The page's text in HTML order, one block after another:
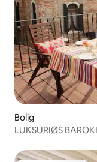
Bolig
LUKSURIØS